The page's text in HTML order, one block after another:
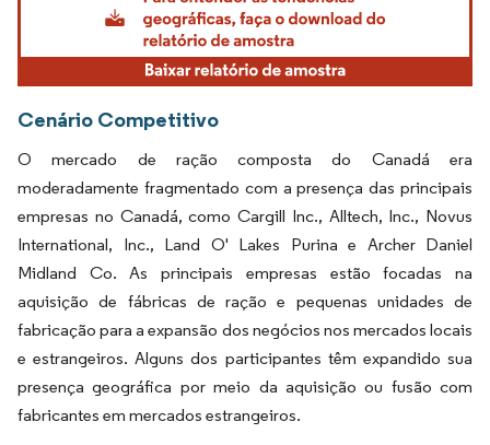
Cenário Competitivo
O mercado de ração composta do Canadá era
moderadamente fragmentado com a presença das principais
empresas no Canadá, como Cargill Inc., Alltech, Inc., Novus
International, Inc., Land O' Lakes Purina e Archer Daniel
Midland Co. As principais empresas estão focadas na
aquisição de fábricas de ração e pequenas unidades de
fabricação para a expansão dos negócios nos mercados locais
e estrangeiros. Alguns dos participantes têm expandido sua
presença geográfica por meio da aquisição ou fusão com
fabricantes em mercados estrangeiros.